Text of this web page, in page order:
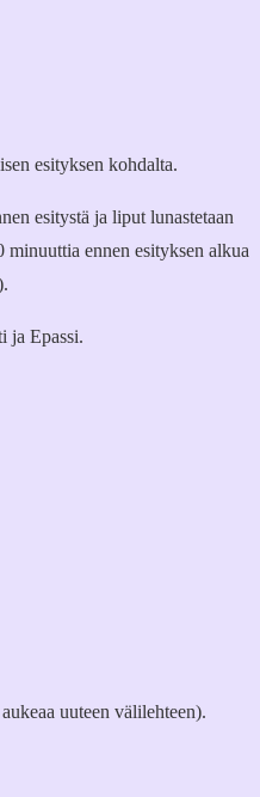
esityksen kohdalta.
esitystä ja liput lunastetaan
minuuttia ennen esityksen alkua
ja Epassi.
uuteen välilehteen).